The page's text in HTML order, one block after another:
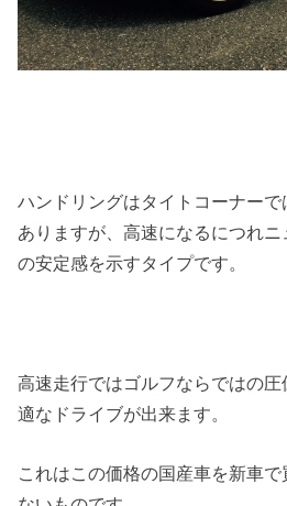
ハンドリングはタイトコーナー
ありますが、高速になるにつれ
の安定感を示すタイプです。
高速走行ではゴルフならではの
適なドライブが出来ます。
これはこの価格の国産車を新車